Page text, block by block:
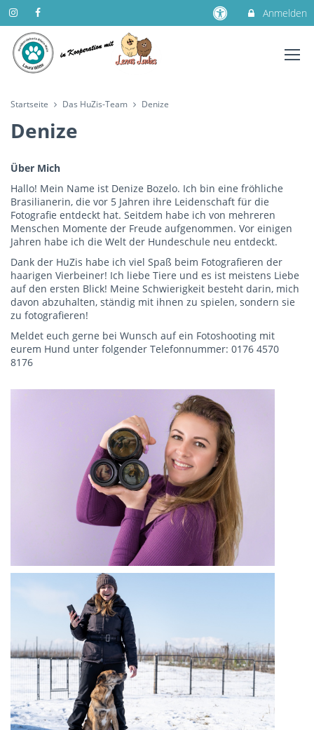
Anmelden
Startseite Das HuZis-Team Denize
Denize
Über Mich
Hallo! Mein Name ist Denize Bozelo. Ich bin eine fröhliche
Brasilianerin, die vor 5 Jahren ihre Leidenschaft für die
Fotografie entdeckt hat. Seitdem habe ich von mehreren
Menschen Momente der Freude aufgenommen. Vor einigen
Jahren habe ich die Welt der Hundeschule neu entdeckt.
Dank der HuZis habe ich viel Spaß beim Fotografieren der
haarigen Vierbeiner! Ich liebe Tiere und es ist meistens Liebe
auf den ersten Blick! Meine Schwierigkeit besteht darin, mich
davon abzuhalten, ständig mit ihnen zu spielen, sondern sie
zu fotografieren!
Meldet euch gerne bei Wunsch auf ein Fotoshooting mit
eurem Hund unter folgender Telefonnummer: 0176 4570
8176